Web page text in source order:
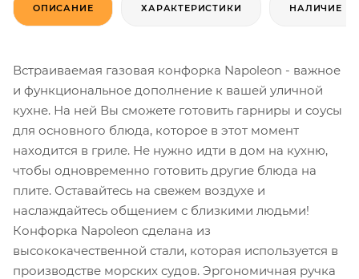
ОПИСАНИЕ ХАРАКТЕРИСТИКИ НАЛИЧИЕ
Встраиваемая газовая конфорка Napoleon - важное
и функциональное дополнение к вашей уличной
кухне. На ней Вы сможете готовить гарниры и соусы
для основного блюда, которое в этот момент
находится в гриле. Не нужно идти в дом на кухню,
чтобы одновременно готовить другие блюда на
плите. Оставайтесь на свежем воздухе и
наслаждайтесь общением с близкими людьми!
Конфорка Napoleon сделана из
высококачественной стали, которая используется в
производстве морских судов. Эргономичная ручка